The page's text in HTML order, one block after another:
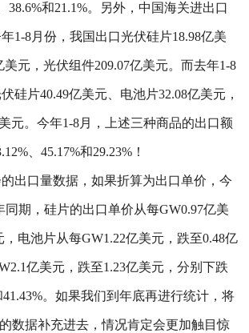
38.6%和21.1%。另外，中国海关进出口
1-8月份，我国出口光伏硅片18.98亿美
美元，光伏组件209.07亿美元。而去年1-8
硅片40.49亿美元、电池片32.08亿美元，
元。今年1-8月，上述三种商品的出口额
、45.17%和29.23%！
出口量数据，如果折算为出口单价，今
同期，硅片的出口单价从每GW0.97亿美
，电池片从每GW1.22亿美元，跌至0.48亿
亿美元，跌至1.23亿美元，分别下跌
41.43%。如果我们到年底再进行统计，将
数据补充进去，情况肯定会更加触目惊